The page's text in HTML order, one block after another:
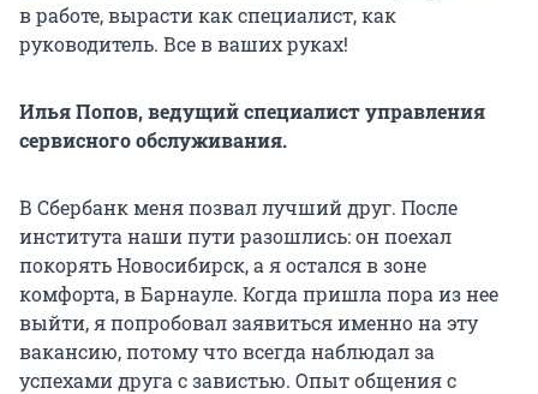
в работе, вырасти как специалист, как
руководитель. Все в ваших руках!
Илья Попов, ведущий специалист управления
сервисного обслуживания.
В Сбербанк меня позвал лучший друг. После
института наши пути разошлись: он поехал
покорять Новосибирск, а я остался в зоне
комфорта, в Барнауле. Когда пришла пора из нее
выйти, я попробовал заявиться именно на эту
вакансию, потому что всегда наблюдал за
успехами друга с завистью. Опыт общения с